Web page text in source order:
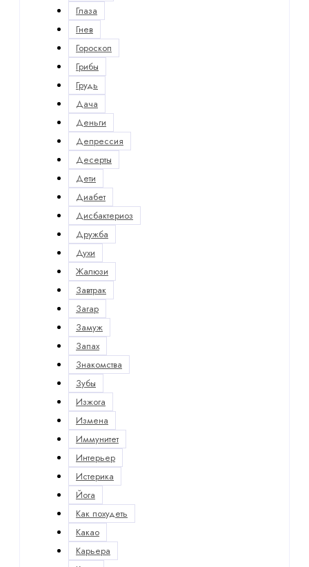
Глаза
Гнев
Гороскоп
Грибы
Грудь
Дача
Деньги
Депрессия
Десерты
Дети
Диабет
Дисбактериоз
Дружба
Духи
Жалюзи
Завтрак
Загар
Замуж
Запах
Знакомства
Зубы
Изжога
Измена
Иммунитет
Интерьер
Истерика
Йога
Как похудеть
Какао
Карьера